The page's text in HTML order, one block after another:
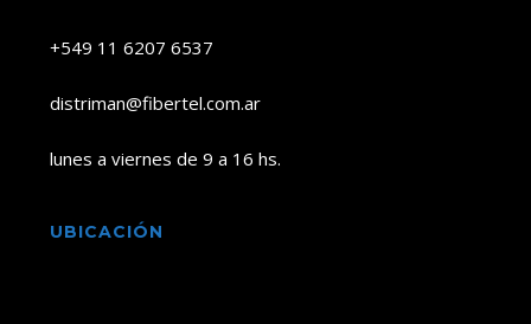
+549 11 6207 6537
distriman@fibertel.com.ar
lunes a viernes de 9 a 16 hs.
UBICACIÓN